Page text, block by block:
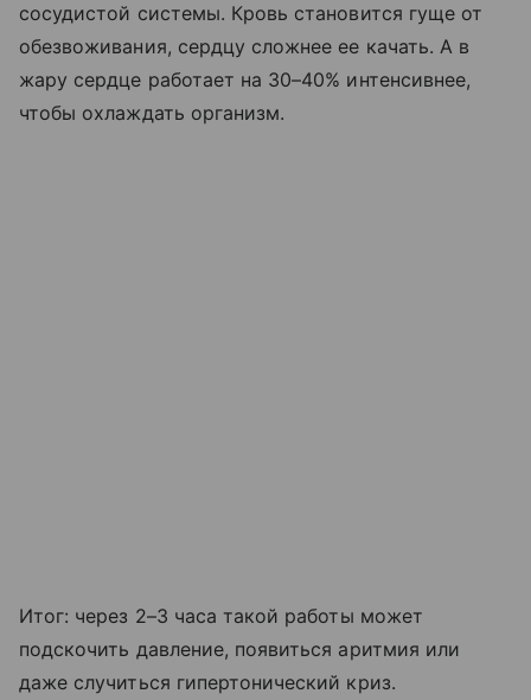
сосудистой системы. Кровь становится гуще от
обезвоживания, сердцу сложнее ее качать. А в
жару сердце работает на 30–40% интенсивнее,
чтобы охлаждать организм.
Итог: через 2–3 часа такой работы может
подскочить давление, появиться аритмия или
даже случиться гипертонический криз.